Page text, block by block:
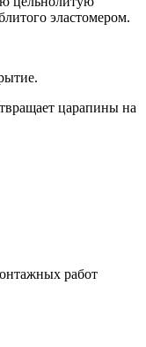
эластомером.
царапины на
работ